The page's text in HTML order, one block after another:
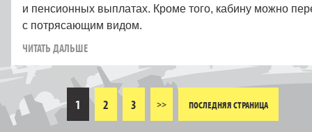
и пенсионных выплатах. Кроме того, кабину можно
с потрясающим видом.
ЧИТАТЬ ДАЛЬШЕ
1 2 3 >> ПОСЛЕДНЯЯ СТРАНИЦА